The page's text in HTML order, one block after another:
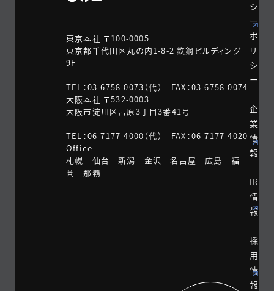
東京本社 〒100-0005
東京都千代田区丸の内1-8-2 鉃鋼ビルディング
9F
TEL：03-6758-0073（代） FAX：03-6758-0074
大阪本社 〒532-0003
大阪市淀川区宮原3丁目3番41号
TEL：06-7177-4000（代） FAX：06-7177-4020
Office
札幌 仙台 新潟 金沢 名古屋 広島 福
岡 那覇
シ
ー
ポ
リ
シ
ー
企
業
情
報
IR
情
報
採
用
情
報